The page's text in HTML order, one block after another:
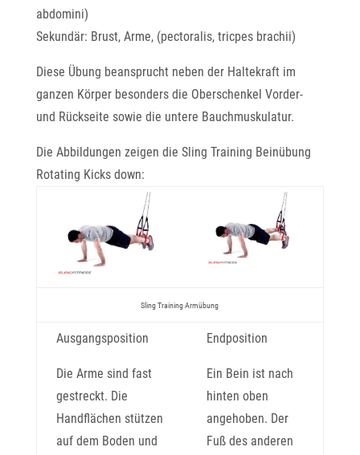
abdomini)
Sekundär: Brust, Arme, (pectoralis, tricpes brachii)
Diese Übung beansprucht neben der Haltekraft im
ganzen Körper besonders die Oberschenkel Vorder-
und Rückseite sowie die untere Bauchmuskulatur.
Die Abbildungen zeigen die Sling Training Beinübung
Rotating Kicks down:
Sling Training Armübung
Ausgangsposition
Die Arme sind fast
gestreckt. Die
Handflächen stützen
auf dem Boden und
Endposition
Ein Bein ist nach
hinten oben
angehoben. Der
Fuß des anderen